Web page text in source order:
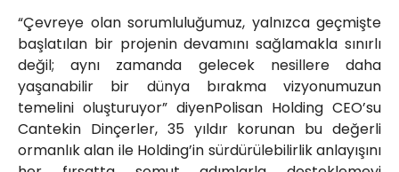
“Çevreye olan sorumluluğumuz, yalnızca geçmişte
başlatılan bir projenin devamını sağlamakla sınırlı
değil; aynı zamanda gelecek nesillere daha
yaşanabilir bir dünya bırakma vizyonumuzun
temelini oluşturuyor” diyenPolisan Holding CEO’su
Cantekin Dinçerler, 35 yıldır korunan bu değerli
ormanlık alan ile Holding’in sürdürülebilirlik anlayışını